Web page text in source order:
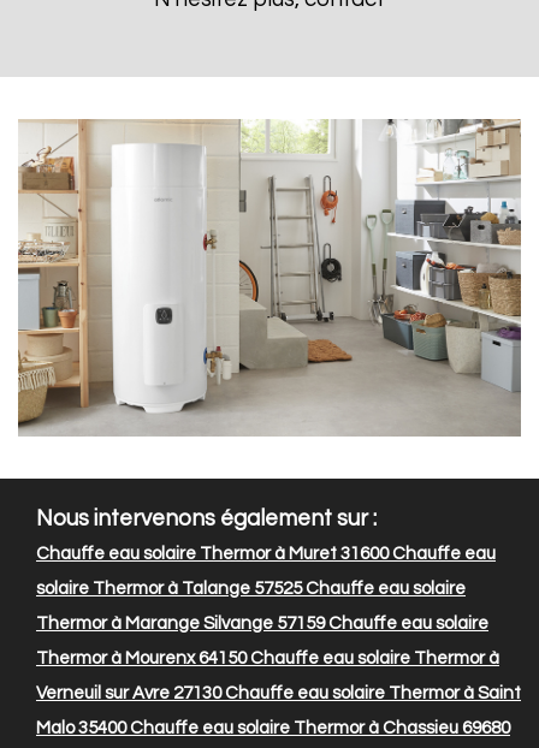
Nous intervenons également sur :
Chauffe eau solaire Thermor à Muret 31600Chauffe eau
solaire Thermor à Talange 57525Chauffe eau solaire
Thermor à Marange Silvange 57159Chauffe eau solaire
Thermor à Mourenx 64150Chauffe eau solaire Thermor à
Verneuil sur Avre 27130Chauffe eau solaire Thermor à Saint
Malo 35400Chauffe eau solaire Thermor à Chassieu 69680